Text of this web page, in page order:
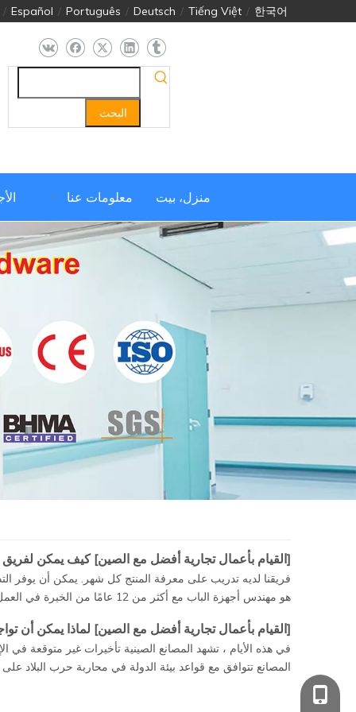
한국어
/
Tiếng Việt
/
Deutsch
/
Português
/
Español
/
البحث
منزل، بيت معلومات عنا
[القيام بأعمال تجارية أفضل مع الصين] كيف يمكن لفريق D&D المؤهل مساعدة العملاء في العثور على الحل الصحيح؟
فريقنا لديه تدريب على معرفة المنتج كل شهر. يمكن أن يوفر
هو مهندس أجهزة الباب مع أكثر من 12 عامًا من الخبرة في العمل. من خلال هذه التدريبات ، على واحد
[القيام بأعمال تجارية أفضل مع الصين] لماذا يمكن أن
في هذه الأيام ، تشهد المصانع الصينية تأخيرات غير متوقعة في
المصانع تتوافق مع قواعد بيئة الدولة في محاربة حرب البلاد على
+86 139 2903